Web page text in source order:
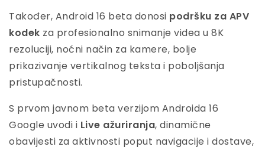
Također, Android 16 beta donosi podršku za APV
kodek za profesionalno snimanje videa u 8K
rezoluciji, noćni način za kamere, bolje
prikazivanje vertikalnog teksta i poboljšanja
pristupačnosti.
S prvom javnom beta verzijom Androida 16
Google uvodi i Live ažuriranja, dinamične
obavijesti za aktivnosti poput navigacije i dostave,